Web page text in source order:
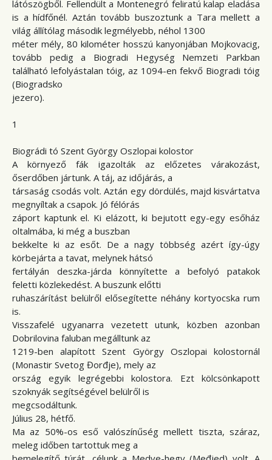
látószögből. Fellendült a Montenegró feliratú kalap eladása
is a hídfőnél. Aztán tovább buszoztunk a Tara mellett a
világ állítólag második legmélyebb, néhol 1300
méter mély, 80 kilométer hosszú kanyonjában Mojkovacig,
tovább pedig a Biogradi Hegység Nemzeti Parkban
található lefolyástalan tóig, az 1094-en fekvő Biogradi tóig
(Biogradsko
jezero).
1
Biográdi tó Szent György Oszlopai kolostor
A környező fák igazolták az előzetes várakozást,
őserdőben jártunk. A táj, az időjárás, a
társaság csodás volt. Aztán egy dördülés, majd kisvártatva
megnyíltak a csapok. Jó félórás
záport kaptunk el. Ki elázott, ki bejutott egy-egy esőház
oltalmába, ki még a buszban
bekkelte ki az esőt. De a nagy többség azért így-úgy
körbejárta a tavat, melynek hátsó
fertályán deszka-járda könnyítette a befolyó patakok
feletti közlekedést. A buszunk előtti
ruhaszárítást belülről elősegítette néhány kortyocska rum
is.
Visszafelé ugyanarra vezetett utunk, közben azonban
Dobrilovina faluban megálltunk az
1219-ben alapított Szent György Oszlopai kolostornál
(Monastir Svetog Đorđje), mely az
ország egyik legrégebbi kolostora. Ezt kölcsönkapott
szoknyák segítségével belülről is
megcsodáltunk.
Július 28, hétfő.
Ma az 50%-os eső valószínűség mellett tiszta, száraz,
meleg időben tartottuk meg a